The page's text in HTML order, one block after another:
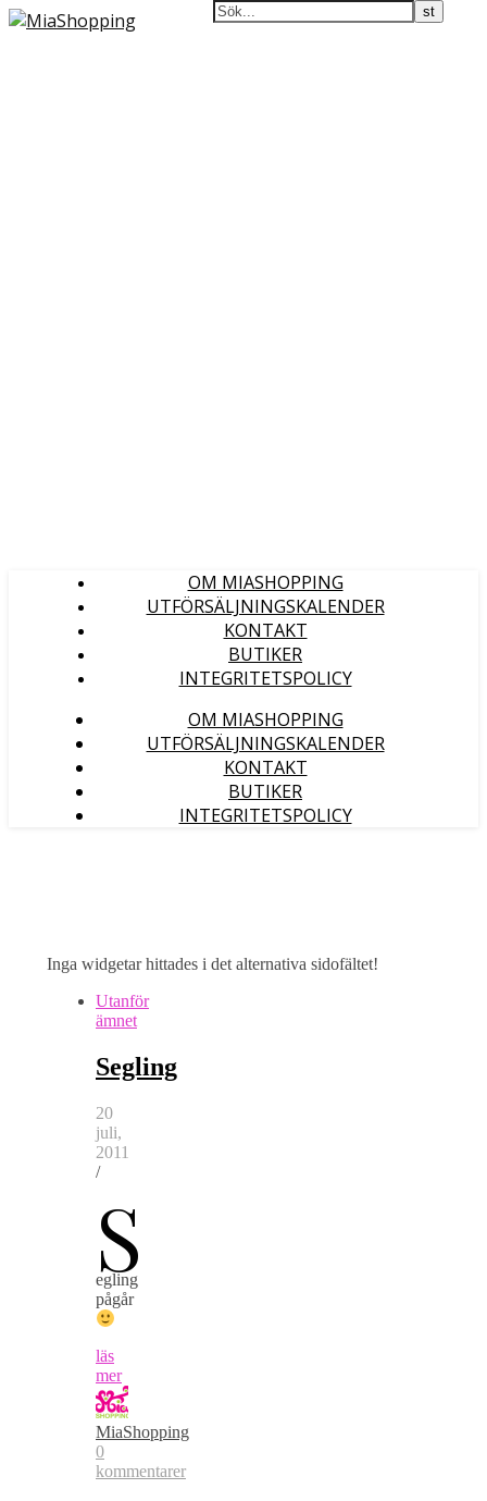
OM MIASHOPPING
UTFÖRSÄLJNINGSKALENDER
KONTAKT
BUTIKER
INTEGRITETSPOLICY
OM MIASHOPPING
UTFÖRSÄLJNINGSKALENDER
KONTAKT
BUTIKER
INTEGRITETSPOLICY
Inga widgetar hittades i det alternativa sidofältet!
Utanför
ämnet
Segling
20
juli,
2011
/
S
egling
pågår
läs
mer
MiaShopping
0
kommentarer